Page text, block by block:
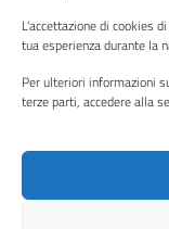
L'accettazione di cookies
tua esperienza durante la
Per ulteriori informazioni
terze parti, accedere alla
Piano di